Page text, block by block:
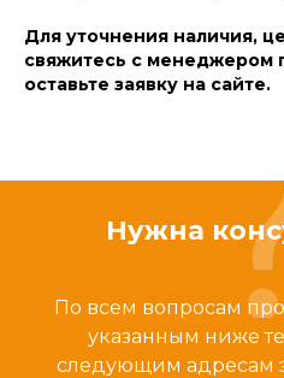
Для уточнения наличия,
свяжитесь с менеджером
оставьте заявку на сайте.
Нужна
По всем вопросам
указанным ниже
следующим адресам